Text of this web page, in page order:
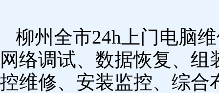
柳州全市24h上门电脑
网络调试、数据恢复、
控维修、安装监控、综合